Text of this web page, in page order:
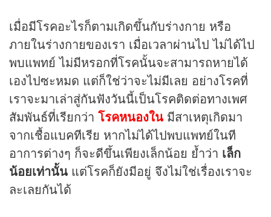
เมื่อมีโรคอะไรก็ตามเกิดขึ้นกับร่างกาย หรือ
ภายในร่างกายของเรา เมื่อเวลาผ่านไป ไม่ได้ไป
พบแพทย์ ไม่มีหรอกที่โรคนั้นจะสามารถหายได้
เองไปซะหมด แต่ก็ใช่ว่าจะไม่มีเลย อย่างโรคที่
เราจะมาเล่าสู่กันฟังวันนี้เป็นโรคติดต่อทางเพศ
สัมพันธ์ที่เรียกว่า โรคหนองใน มีสาเหตุเกิดมา
จากเชื้อแบคทีเรีย หากไม่ได้ไปพบแพทย์ในที
อาการต่างๆ ก็จะดีขึ้นเพียงเล็กน้อย ย้ำว่า เล็ก
น้อยเท่านั้น แต่โรคก็ยังมีอยู่ จึงไม่ใช่เรื่องเราจะ
ละเลยกันได้